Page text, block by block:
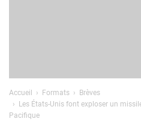
Accueil Formats
Brèves
Les États-Unis font exploser un
Pacifique